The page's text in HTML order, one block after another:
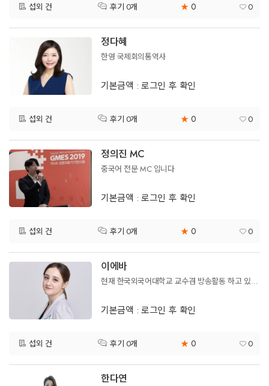
섭외 건 후기 0개 ★ 0 0
정다혜
한영 국제회의통역사
기본금액 : 로그인 후 확인
섭외 건 후기 0개 ★ 0 0
정의진 MC
중국어 전문 MC 입니다
기본금액 : 로그인 후 확인
섭외 건 후기 0개 ★ 0 0
이에바
현재 한국외국어대학교 교수겸 방송활동 하고 있는 이에바 라고 합니다 잘부탁드립니다
기본금액 : 로그인 후 확인
섭외 건 후기 0개 ★ 0 0
한다연